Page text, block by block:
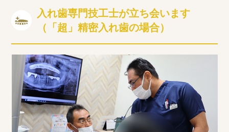
入れ歯専門技工士が立ち会います
（「超」精密入れ歯の場合）